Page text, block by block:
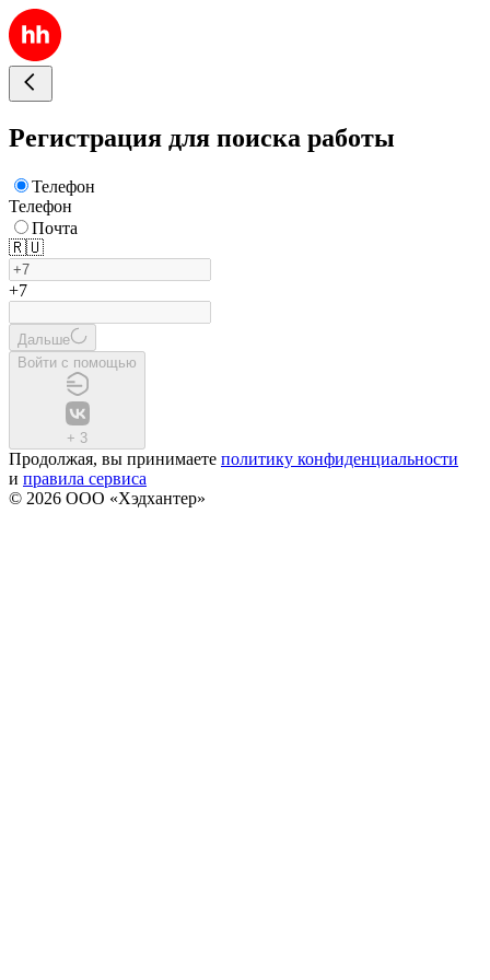
Регистрация для поиска работы
Телефон
Телефон
Почта
🇷🇺
+7
Дальше
Войти с помощью
+ 3
Продолжая, вы принимаете политику конфиденциальности
и правила сервиса
© 2026 ООО «Хэдхантер»